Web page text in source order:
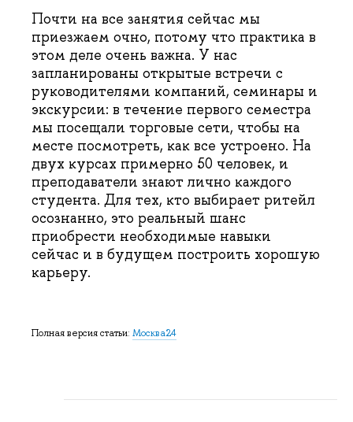
Почти на все занятия сейчас мы
приезжаем очно, потому что практика в
этом деле очень важна. У нас
запланированы открытые встречи с
руководителями компаний, семинары и
экскурсии: в течение первого семестра
мы посещали торговые сети, чтобы на
месте посмотреть, как все устроено. На
двух курсах примерно 50 человек, и
преподаватели знают лично каждого
студента. Для тех, кто выбирает ритейл
осознанно, это реальный шанс
приобрести необходимые навыки
сейчас и в будущем построить хорошую
карьеру.
Полная версия статьи: Москва24